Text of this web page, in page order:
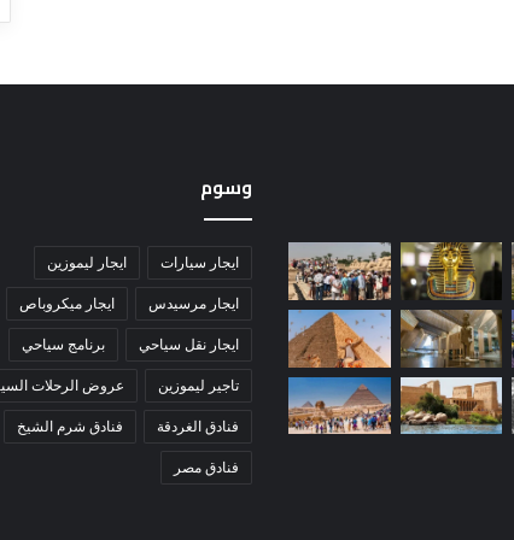
وسوم
ايجار سيارات ايجار ليموزين
ايجار مرسيدس ايجار ميكروباص
ايجار نقل سياحي برنامج سياحي
تاجير ليموزين عروض الرحلات
فنادق الغردقة فنادق شرم الشيخ
فنادق مصر